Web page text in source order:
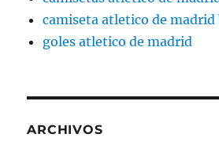
camiseta atletico de madrid
goles atletico de madrid
ARCHIVOS